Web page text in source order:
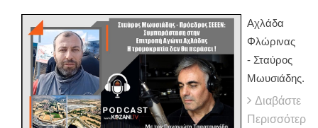
Αχλάδα
Φλώρινας
- Σταύρος
Μωυσιάδης.
Διαβάστε
Περισσότερ